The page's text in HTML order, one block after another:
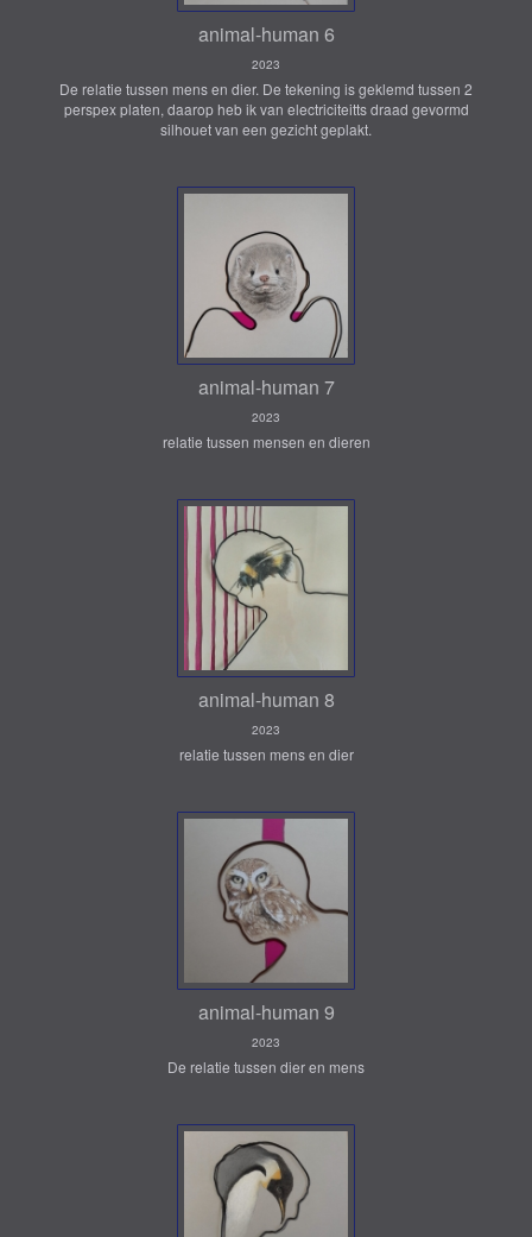
animal-human 6
2023
De relatie tussen mens en dier. De tekening is geklemd tussen 2
perspex platen, daarop heb ik van electriciteitts draad gevormd
silhouet van een gezicht geplakt.
animal-human 7
2023
relatie tussen mensen en dieren
animal-human 8
2023
relatie tussen mens en dier
animal-human 9
2023
De relatie tussen dier en mens